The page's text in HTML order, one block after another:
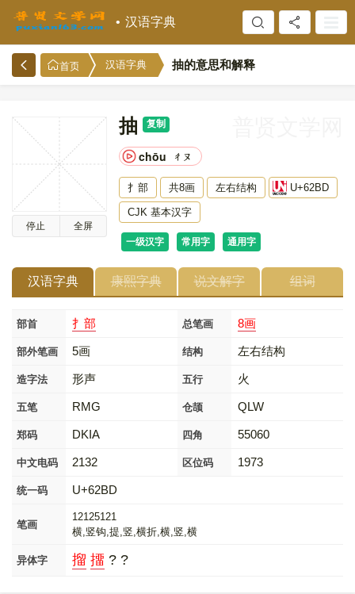
汉语字典
首页 汉语字典 抽的意思和解释
停止 全屏
抽 复制
chōu ㄔㄡ
扌部 共8画 左右结构 U+62BD
CJK 基本汉字
一级汉字 常用字 通用字
汉语字典 康熙字典 说文解字 组词
部首 扌部 总笔画 8画
部外笔画 5画 结构 左右结构
造字法 形声 五行 火
五笔 RMG 仓颉 QLW
郑码 DKIA 四角 55060
中文电码 2132 区位码 1973
统一码 U+62BD
笔画
12125121
横,竖钩,提,竖,横折,横,竖,横
异体字 㨨 㩅 ? ?